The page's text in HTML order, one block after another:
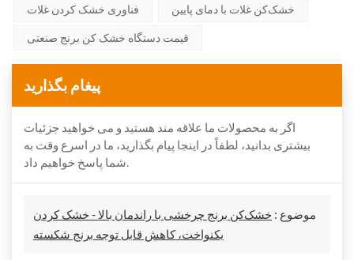
فناوری خشک کردن غلات خشک‌کن غلات با دمای پایین
قیمت دستگاه خشک کن برنج صنعتی
پیغام بگذارید
اگر به محصولات ما علاقه مند هستید و می خواهید جزئیات
بیشتری بدانید، لطفاً در اینجا پیام بگذارید، ما در اسرع وقت به
شما پاسخ خواهیم داد.
موضوع : خشک‌کن برنج چرخشی با راندمان بالا - خشک کردن
یکنواخت، کاهش قابل توجه برنج شکسته